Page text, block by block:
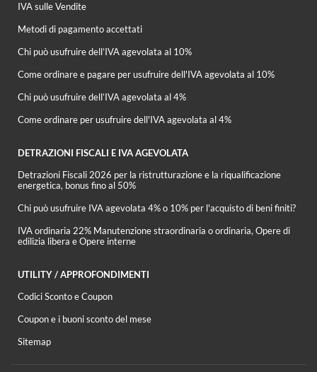
IVA sulle Vendite
Metodi di pagamento accettati
Chi può usufruire dell’IVA agevolata al 10%
Come ordinare e pagare per usufruire dell'IVA agevolata al 10%
Chi può usufruire dell’IVA agevolata al 4%
Come ordinare per usufruire dell'IVA agevolata al 4%
DETRAZIONI FISCALI E IVA AGEVOLATA
Detrazioni Fiscali 2026 per la ristrutturazione e la riqualificazione
energetica, bonus fino al 50%
Chi può usufruire IVA agevolata 4% o 10% per l'acquisto di beni finiti?
IVA ordinaria 22% Manutenzione straordinaria o ordinaria, Opere di
edilizia libera e Opere interne
UTILITY / APPROFONDIMENTI
Codici Sconto e Coupon
Coupon e i buoni sconto del mese
Sitemap